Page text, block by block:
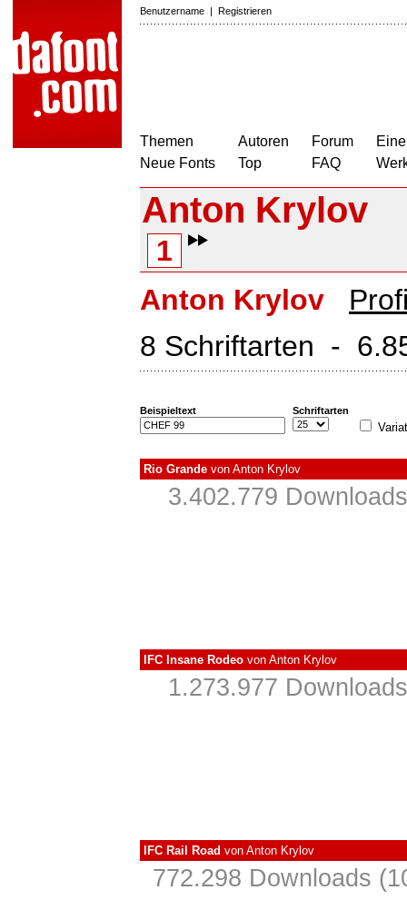
Benutzername | Registrieren
Themen
Neue Fonts
Autoren
Top
Forum
FAQ
Anton Krylov
1
Anton Krylov
8 Schriftarten -
Beispieltext Schriftarten
Rio Grande von Anton Krylov
3.402.779
IFC Insane Rodeo von Anton Krylov
1.273.977
IFC Rail Road von Anton Krylov
772.298 Downloads